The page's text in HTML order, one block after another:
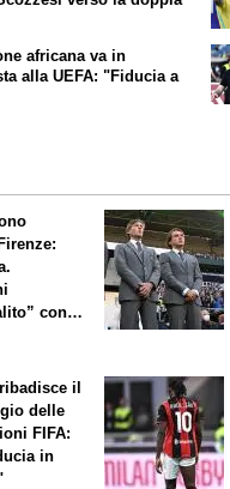
africana va in
alla UEFA: "Fiducia a
con
il
delle
FIFA:
in